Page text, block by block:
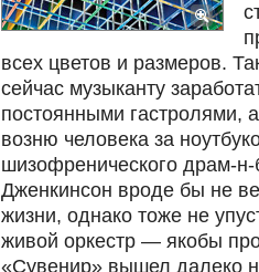
всех цветов и размеров.
сейчас музыканту
постоянными гастролями,
возню человека за
шизофренического драм-
Дженкинсон вроде бы не
жизни, однако тоже не
живой оркестр — якобы
«Сувенир» вышел далеко